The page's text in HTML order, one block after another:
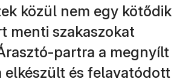
közül nem egy kötődik
menti szakaszokat
partra a megnyílt
elkészült és felavatódott